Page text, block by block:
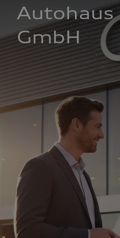
Autohaus
GmbH